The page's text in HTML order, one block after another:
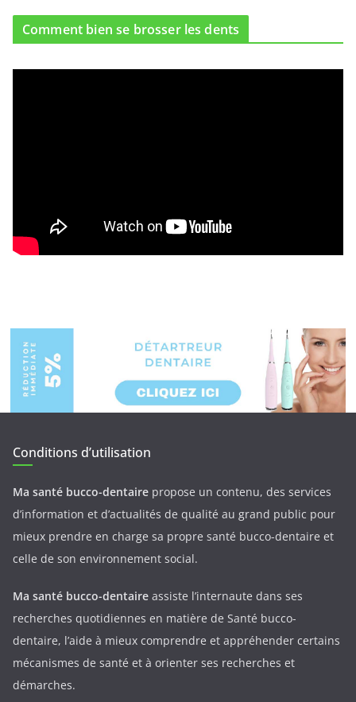
Comment bien se brosser les dents
Conditions d’utilisation
Ma santé bucco-dentaire propose un contenu, des services
d’information et d’actualités de qualité au grand public pour
mieux prendre en charge sa propre santé bucco-dentaire et
celle de son environnement social.
Ma santé bucco-dentaire assiste l’internaute dans ses
recherches quotidiennes en matière de Santé bucco-
dentaire, l’aide à mieux comprendre et appréhender certains
mécanismes de santé et à orienter ses recherches et
démarches.